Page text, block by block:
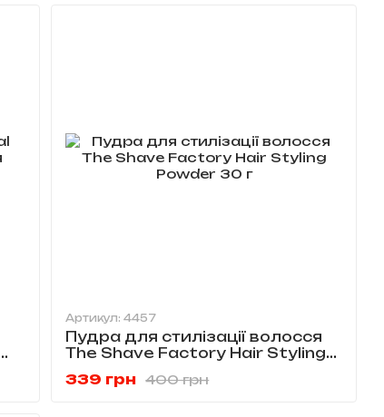
Артикул: 4457
Пудра для стилізації волосся
The Shave Factory Hair Styling
400 грн
339 грн